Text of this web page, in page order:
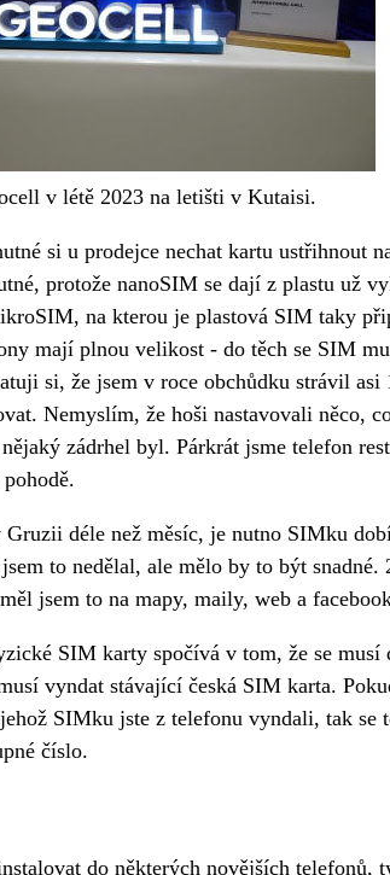
v létě 2023 na letišti v Kutaisi.
si u prodejce nechat kartu ustřihnout
protože nanoSIM se dají z plastu už
na kterou je plastová SIM taky
mají plnou velikost - do těch se SIM
si, že jsem v roce obchůdku strávil
Nemyslím, že hoši nastavovali něco,
zádrhel byl. Párkrát jsme telefon
Gruzii déle než měsíc, je nutno SIMku
to nedělal, ale mělo by to být snadné.
jsem to na mapy, maily, web a
SIM karty spočívá v tom, že se
vyndat stávající česká SIM karta.
SIMku jste z telefonu vyndali, tak se
číslo.
do některých novějších telefonů,